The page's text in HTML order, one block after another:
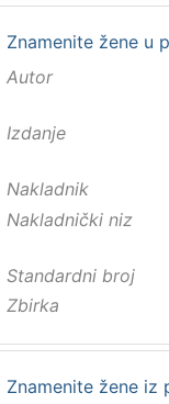
Znamenite žene u
Autor
Izdanje
Nakladnik
Nakladnički niz
Standardni broj
Zbirka
Znamenite žene iz